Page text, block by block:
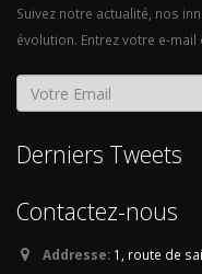
Suivez notre actualité, nos
évolution. Entrez votre e-
Derniers Tweets
Contactez-nous
Addresse: 1, route de